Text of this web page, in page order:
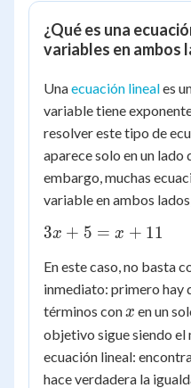
¿Qué es una
variables en ambos
Unaecuación lineales
variable tiene
resolver este tipo de
aparece solo en un lado
embargo, muchas
variable en ambos
3x
5
=
x
+
11
3x + 5 = x + 11
En este caso, no basta
inmediato: primero hay
términos con x
x en un
objetivo sigue siendo el
ecuación lineal:
hace verdadera la